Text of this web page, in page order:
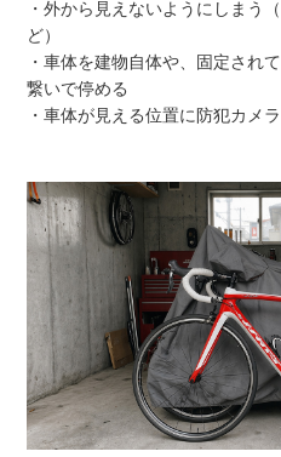
・外から見えないようにしまう
ど）
・車体を建物自体や、固定され
繋いで停める
・車体が見える位置に防犯カメ